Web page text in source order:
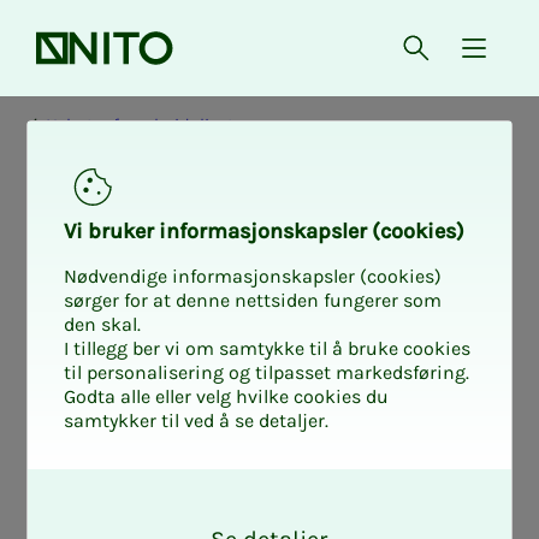
Forsiden Åpne søk
{
Nyheter fra arbeidslivet
Vi bru­­ker in­­for­­ma­­sjons­­kaps­­­ler (cookies)
Nødvendige informasjonskapsler (cookies)
sørger for at denne nettsiden fungerer som
den skal.
I tillegg ber vi om samtykke til å bruke cookies
til personalisering og tilpasset markedsføring.
Godta alle eller velg hvilke cookies du
samtykker til ved å se detaljer.